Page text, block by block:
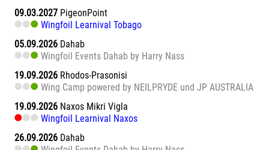
09.03.2027 PigeonPoint
Wingfoil Learnival Tobago
05.09.2026 Dahab
Wingfoil Events Dahab by Harry Nass
19.09.2026 Rhodos-Prasonisi
Wing Camp powered by NEILPRYDE und JP AUSTRALIA
19.09.2026 Naxos Mikri Vigla
Wingfoil Learnival Naxos
26.09.2026 Dahab